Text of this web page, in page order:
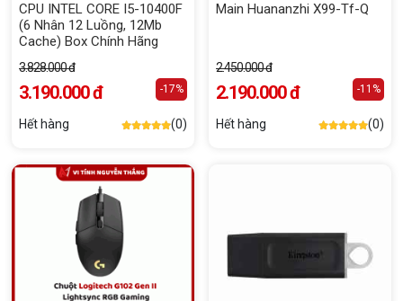
CPU INTEL CORE I5-10400F
(6 Nhân 12 Luồng, 12Mb
Cache) Box Chính Hãng
3.828.000 đ
3.190.000 đ -17%
Hết hàng (0)
Main Huananzhi X99-Tf-Q
2.450.000 đ
2.190.000 đ -11%
Hết hàng (0)